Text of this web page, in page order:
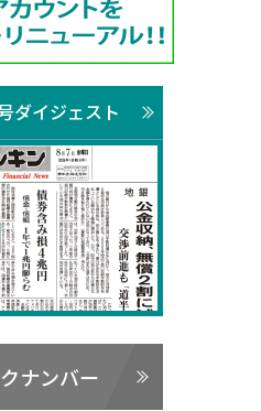
ダイジェスト
ナンバー